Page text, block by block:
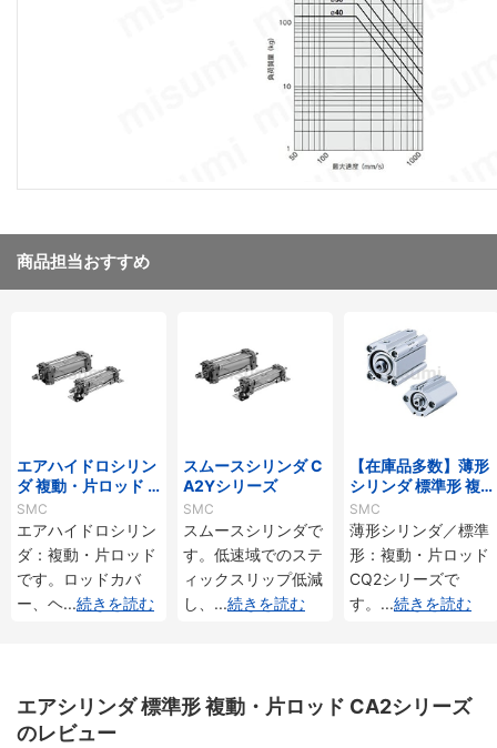
商品担当おすすめ
エアハイドロシリン
ダ 複動・片ロッド C
A2□Hシリーズ
SMC
エアハイドロシリン
ダ：複動・片ロッド
です。ロッドカバ
ー、ヘ...続きを読む
スムースシリンダ C
A2Yシリーズ
SMC
スムースシリンダで
す。低速域でのステ
ィックスリップ低減
し、 ...続きを読む
【在庫品多数】薄形
シリンダ 標準形 複
動・片ロッド CQ2
シリーズ
SMC
薄形シリンダ／標準
形：複動・片ロッド
CQ2シリーズで
す。 ...続きを読む
エアシリンダ 標準形 複動・片ロッド CA2シリーズ
のレビュー